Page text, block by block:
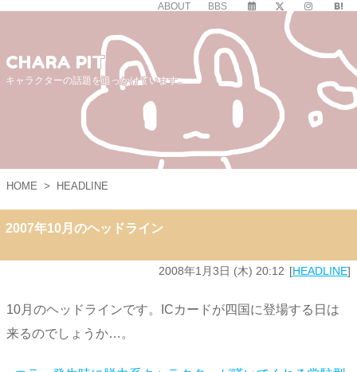
ABOUT BBS
CHARA PIT
キャラクターの話題を追っかけています。
HOME > HEADLINE
2007年10月のヘッドライン
2008年1月3日 (木) 20:12 HEADLINE
10月のヘッドラインです。ICカードが四国に登場する日は
来るのでしょうか…。